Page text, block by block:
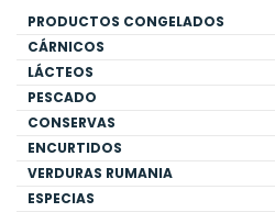
PRODUCTOS CONGELADOS
CÁRNICOS
LÁCTEOS
PESCADO
CONSERVAS
ENCURTIDOS
VERDURAS RUMANIA
ESPECIAS